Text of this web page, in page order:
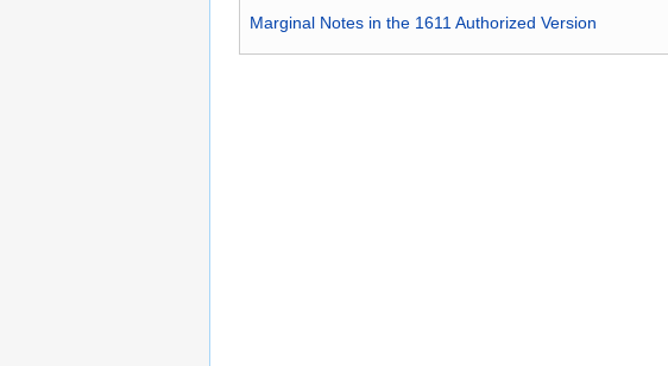
Marginal Notes in the 1611 Authorized Version